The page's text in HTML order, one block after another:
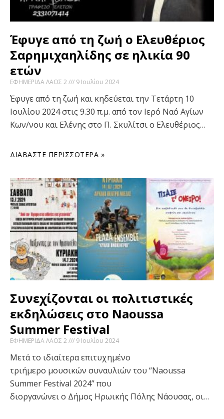
Έφυγε από τη ζωή ο Ελευθέριος
Σαρημιχαηλίδης σε ηλικία 90
ετών
ΕΦΗΜΕΡΙΔΑ ΛΑΟΣ 2 9 Ιουλίου 2024
Έφυγε από τη ζωή και κηδεύεται την Τετάρτη 10
Ιουλίου 2024 στις 9.30 π.μ. από τον Ιερό Ναό Αγίων
Κων/νου και Ελένης στο Π. Σκυλίτσι ο Ελευθέριος…
ΔΙΑΒΆΣΤΕ ΠΕΡΙΣΣΌΤΕΡΑ »
Συνεχίζονται οι πολιτιστικές
εκδηλώσεις στο Naoussa
Summer Festival
ΕΦΗΜΕΡΙΔΑ ΛΑΟΣ 2 9 Ιουλίου 2024
Μετά το ιδιαίτερα επιτυχημένο
τριήμερο μουσικών συναυλιών του “Naoussa
Summer Festival 2024” που
διοργανώνει ο Δήμος Ηρωικής Πόλης Νάουσας, οι…